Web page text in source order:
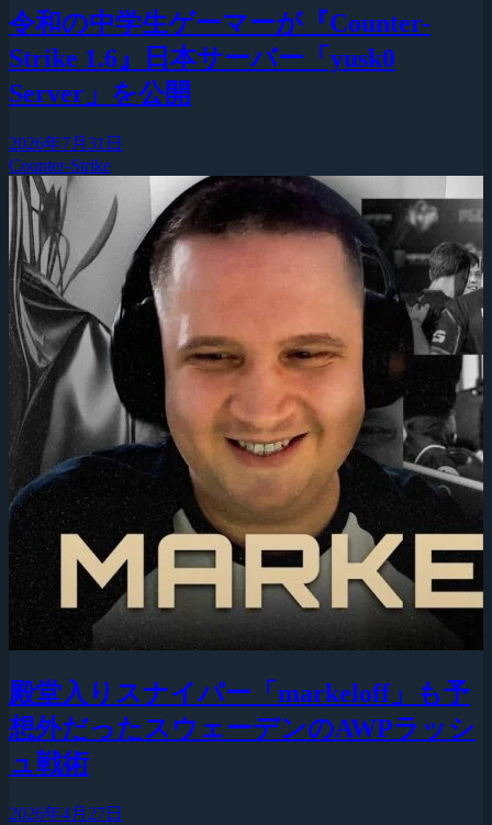
令和の中学生ゲーマーが『Counter-
Strike 1.6』日本サーバー「yusk0
Server」を公開
2026年7月31日
Counter-Strike
殿堂入りスナイパー「markeloff」も予
想外だったスウェーデンのAWPラッシ
ュ戦術
2026年4月27日